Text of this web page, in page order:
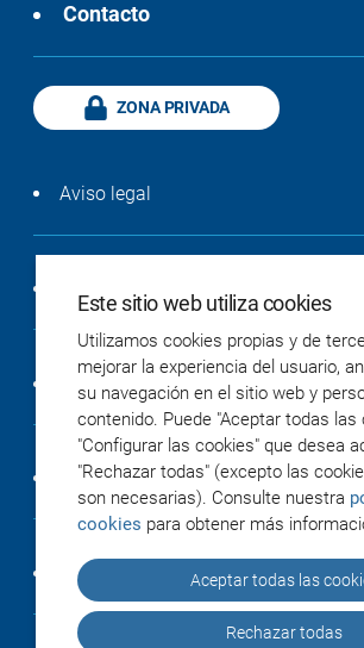
Contacto
ZONA PRIVADA
Aviso legal
Política de privacidad
Política de cookies
Accesibilidad
Créditos
Este sitio web utiliza cookies
Utilizamos cookies propias y de
mejorar la experiencia del usuario,
su navegación en el sitio web y
contenido. Puede "Aceptar todas las
"Configurar las cookies" que desea
"Rechazar todas" (excepto las
son necesarias). Consulte nuestra
cookies para obtener más
Aceptar todas las
Rechazar todas